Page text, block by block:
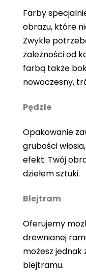
Farby
obrazu, które
Zwykle
zależności od
farbą także
nowoczesny,
Pędzle
Opakowanie
grubości
efekt. Twój
dziełem sztuki.
Blejtram
Oferujemy
drewnianej
możesz
blejtramu.